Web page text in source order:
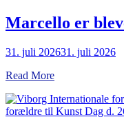
Marcello er
31. juli 202631. juli 2026
Read More